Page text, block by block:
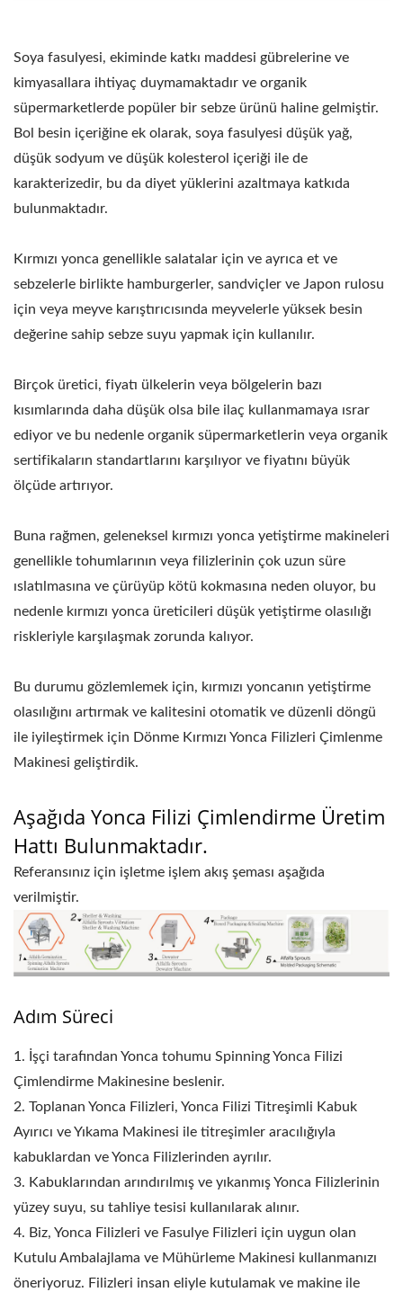
Soya fasulyesi, ekiminde katkı maddesi gübrelerine ve
kimyasallara ihtiyaç duymamaktadır ve organik
süpermarketlerde popüler bir sebze ürünü haline gelmiştir.
Bol besin içeriğine ek olarak, soya fasulyesi düşük yağ,
düşük sodyum ve düşük kolesterol içeriği ile de
karakterizedir, bu da diyet yüklerini azaltmaya katkıda
bulunmaktadır.
Kırmızı yonca genellikle salatalar için ve ayrıca et ve
sebzelerle birlikte hamburgerler, sandviçler ve Japon rulosu
için veya meyve karıştırıcısında meyvelerle yüksek besin
değerine sahip sebze suyu yapmak için kullanılır.
Birçok üretici, fiyatı ülkelerin veya bölgelerin bazı
kısımlarında daha düşük olsa bile ilaç kullanmamaya ısrar
ediyor ve bu nedenle organik süpermarketlerin veya organik
sertifikaların standartlarını karşılıyor ve fiyatını büyük
ölçüde artırıyor.
Buna rağmen, geleneksel kırmızı yonca yetiştirme makineleri
genellikle tohumlarının veya filizlerinin çok uzun süre
ıslatılmasına ve çürüyüp kötü kokmasına neden oluyor, bu
nedenle kırmızı yonca üreticileri düşük yetiştirme olasılığı
riskleriyle karşılaşmak zorunda kalıyor.
Bu durumu gözlemlemek için, kırmızı yoncanın yetiştirme
olasılığını artırmak ve kalitesini otomatik ve düzenli döngü
ile iyileştirmek için Dönme Kırmızı Yonca Filizleri Çimlenme
Makinesi geliştirdik.
Aşağıda Yonca Filizi Çimlendirme Üretim
Hattı Bulunmaktadır.
Referansınız için işletme işlem akış şeması aşağıda
verilmiştir.
Adım Süreci
1. İşçi tarafından Yonca tohumu Spinning Yonca Filizi
Çimlendirme Makinesine beslenir.
2. Toplanan Yonca Filizleri, Yonca Filizi Titreşimli Kabuk
Ayırıcı ve Yıkama Makinesi ile titreşimler aracılığıyla
kabuklardan ve Yonca Filizlerinden ayrılır.
3. Kabuklarından arındırılmış ve yıkanmış Yonca Filizlerinin
yüzey suyu, su tahliye tesisi kullanılarak alınır.
4. Biz, Yonca Filizleri ve Fasulye Filizleri için uygun olan
Kutulu Ambalajlama ve Mühürleme Makinesi kullanmanızı
öneriyoruz. Filizleri insan eliyle kutulamak ve makine ile